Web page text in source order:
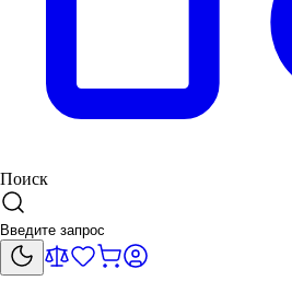
Поиск